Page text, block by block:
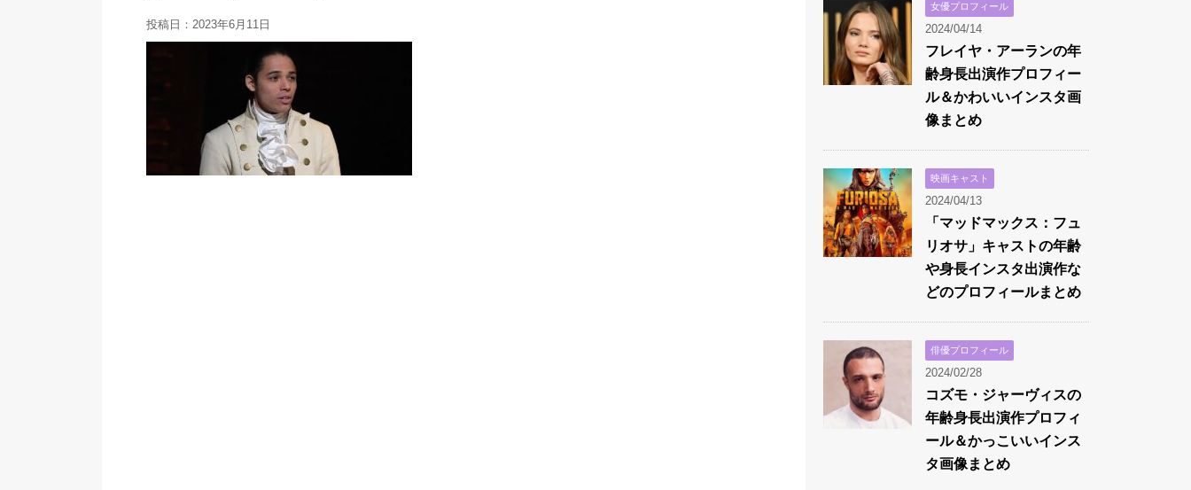
投稿日： 2023年6月11日
女優プロフィール
2024/04/14
フレイヤ・アーランの年
齢身長出演作プロフィー
ル＆かわいいインスタ画
像まとめ
映画キャスト
2024/04/13
「マッドマックス：フュ
リオサ」キャストの年齢
や身長インスタ出演作な
どのプロフィールまとめ
俳優プロフィール
2024/02/28
コズモ・ジャーヴィスの
年齢身長出演作プロフィ
ール＆かっこいいインス
タ画像まとめ